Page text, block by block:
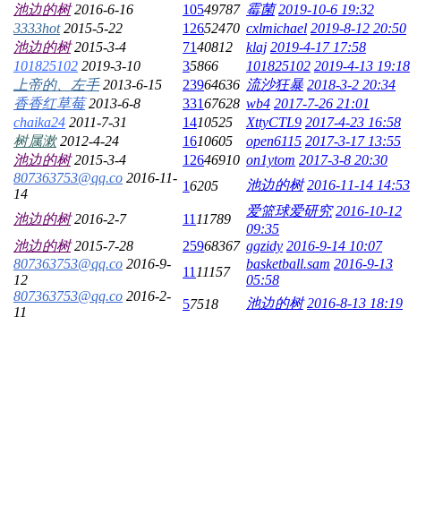
池边的树 2016-6-16 10549787 霉菌 2019-10-6 19:32
3333hot 2015-5-22 12652470 cxlmichael 2019-8-12 20:50
池边的树 2015-3-4 7140812 klaj 2019-4-17 17:58
101825102 2019-3-10 35866 101825102 2019-4-13 19:18
上帝的、左手 2013-6-15 23964636 流沙狂暴 2018-3-2 20:34
香香红草莓 2013-6-8 33167628 wb4 2017-7-26 21:01
chaika24 2011-7-31 1410525 XttyCTL9 2017-4-23 16:58
树属漱 2012-4-24 1610605 open6115 2017-3-17 13:55
池边的树 2015-3-4 12646910 on1ytom 2017-3-8 20:30
807363753@qq.co 2016-11-
14
16205 池边的树 2016-11-14 14:53
池边的树 2016-2-7 11 11789
爱篮球爱研究 2016-10-12
09:35
池边的树 2015-7-28 25968367 ggzidy 2016-9-14 10:07
807363753@qq.co 2016-9-
12
11 11157
basketball.sam 2016-9-13
05:58
807363753@qq.co 2016-2-
11
57518 池边的树 2016-8-13 18:19